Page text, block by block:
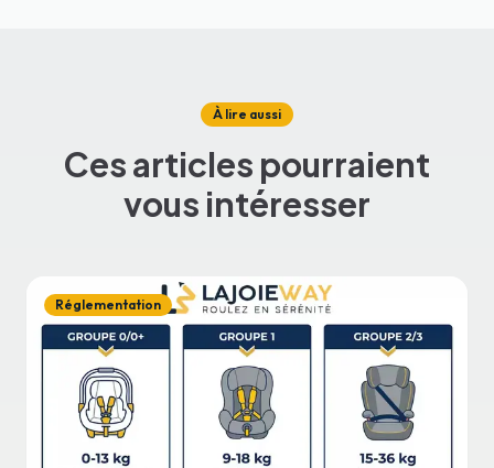
À lire aussi
Ces articles pourraient
vous intéresser
Réglementation